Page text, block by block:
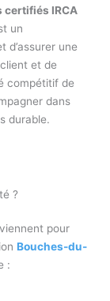
IRCA
un
d’assurer une
et de
compétitif de
dans
durable.
?
pour
Bouches-du-
: